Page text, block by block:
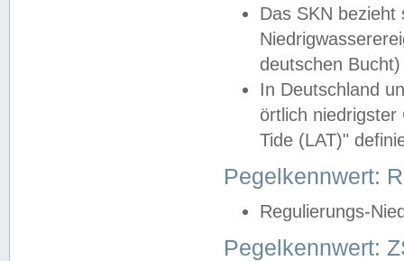
Das SKN
deutschen
In Deutschland
örtlich
Tide (LAT)"
Pegelkennwert:
Regulierungs-
Pegelkennwert: